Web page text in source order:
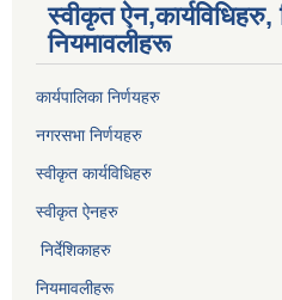
स्वीकृत ऐन,कार्यविधिहरु,
नियमावलीहरू
कार्यपालिका निर्णयहरु
नगरसभा निर्णयहरु
स्वीकृत कार्यविधिहरु
स्वीकृत ऐनहरु
निर्देशिकाहरु
नियमावलीहरू